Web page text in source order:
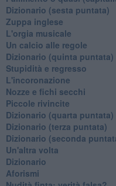
Dizionario (sesta puntata)
Zuppa inglese
L'orgia musicale
Un calcio alle regole
Dizionario (quinta puntata)
Stupidità e regresso
L'incoronazione
Nozze e fichi secchi
Piccole rivincite
​Dizionario (quarta puntata)
​Dizionario (terza puntata)
​Dizionario (seconda
Un'altra volta
Dizionario
Aforismi